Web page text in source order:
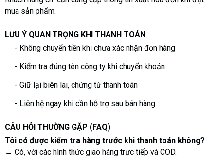
mua sản phẩm.
LƯU Ý QUAN TRỌNG KHI THANH TOÁN
- Không chuyển tiền khi chưa xác nhận đơn hàng
- Kiểm tra đúng tên công ty khi chuyển khoản
- Giữ lại biên lai, chứng từ thanh toán
- Liên hệ ngay khi cần hỗ trợ sau bán hàng
CÂU HỎI THƯỜNG GẶP (FAQ)
Tôi có được kiểm tra hàng trước khi thanh toán không?
→ Có, với các hình thức giao hàng trực tiếp và COD.